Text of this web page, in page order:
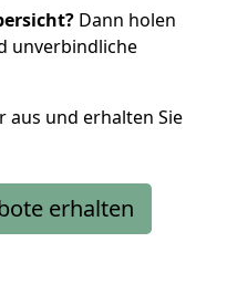
Dann holen
unverbindliche
aus und erhalten Sie
erhalten